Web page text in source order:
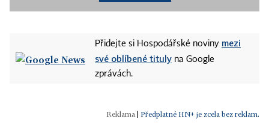
Přidejte si Hospodářské noviny mezi
své oblíbené tituly na Google
zprávách.
Předplatné HN+ je zcela bez reklam.